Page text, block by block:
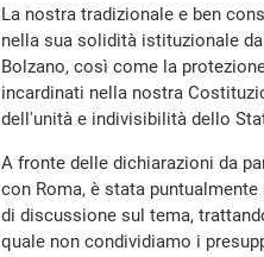
La nostra tradizionale e ben
nella sua solidità istituzionale
Bolzano, così come la
incardinati nella nostra
dell'unità e indivisibilità dello
A fronte delle dichiarazioni da
con Roma, è stata
di discussione sul tema,
quale non condividiamo i